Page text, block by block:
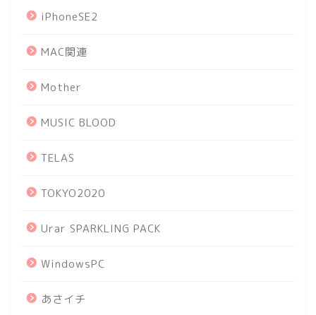
iPhoneSE2
MAC関連
Mother
MUSIC BLOOD
TELAS
TOKYO2020
Urar SPARKLING PACK
WindowsPC
あさイチ